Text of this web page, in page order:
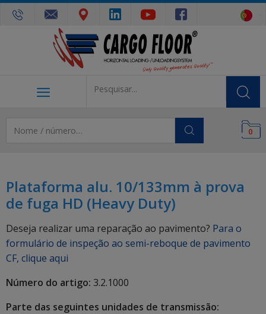
0
Plataforma alu. 10/133mm à prova
de fuga HD (Heavy Duty)
Deseja realizar uma reparação ao pavimento? Para o
formulário de inspeção ao semi-reboque de pavimento
CF, clique aqui
Número do artigo: 3.2.1000
Parte das seguintes unidades de transmissão: